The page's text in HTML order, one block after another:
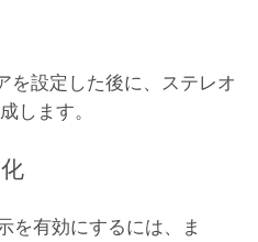
を設定した後に、ステレオ
します。
を有効にするには、ま